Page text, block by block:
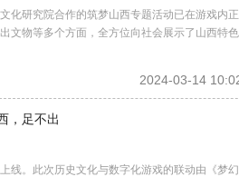
研究院合作的筑梦山西专题活动已在游戏内
文物等多个方面，全方位向社会展示了山西特
2024-03-14
，足不出
。此次历史文化与数字化游戏的联动由《梦